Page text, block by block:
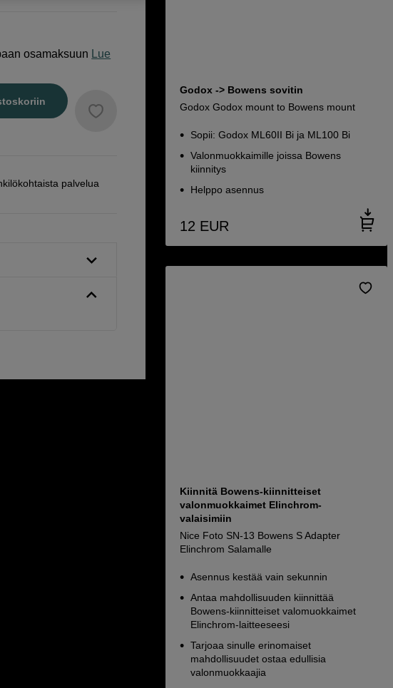
osamaksuun
Lue
palvelua
Godox -> Bowens sovitin
Godox Godox mount to Bowens mount
Sopii: Godox ML60II Bi ja ML100 Bi
Valonmuokkaimille joissa Bowens
kiinnitys
Helppo asennus
12 EUR
Kiinnitä Bowens-kiinnitteiset
valonmuokkaimet Elinchrom-
valaisimiin
Nice Foto SN-13 Bowens S Adapter
Elinchrom Salamalle
Asennus kestää vain sekunnin
Antaa mahdollisuuden kiinnittää
Bowens-kiinnitteiset valomuokkaimet
Elinchrom-laitteeseesi
Tarjoaa sinulle erinomaiset
mahdollisuudet ostaa edullisia
valonmuokkaajia